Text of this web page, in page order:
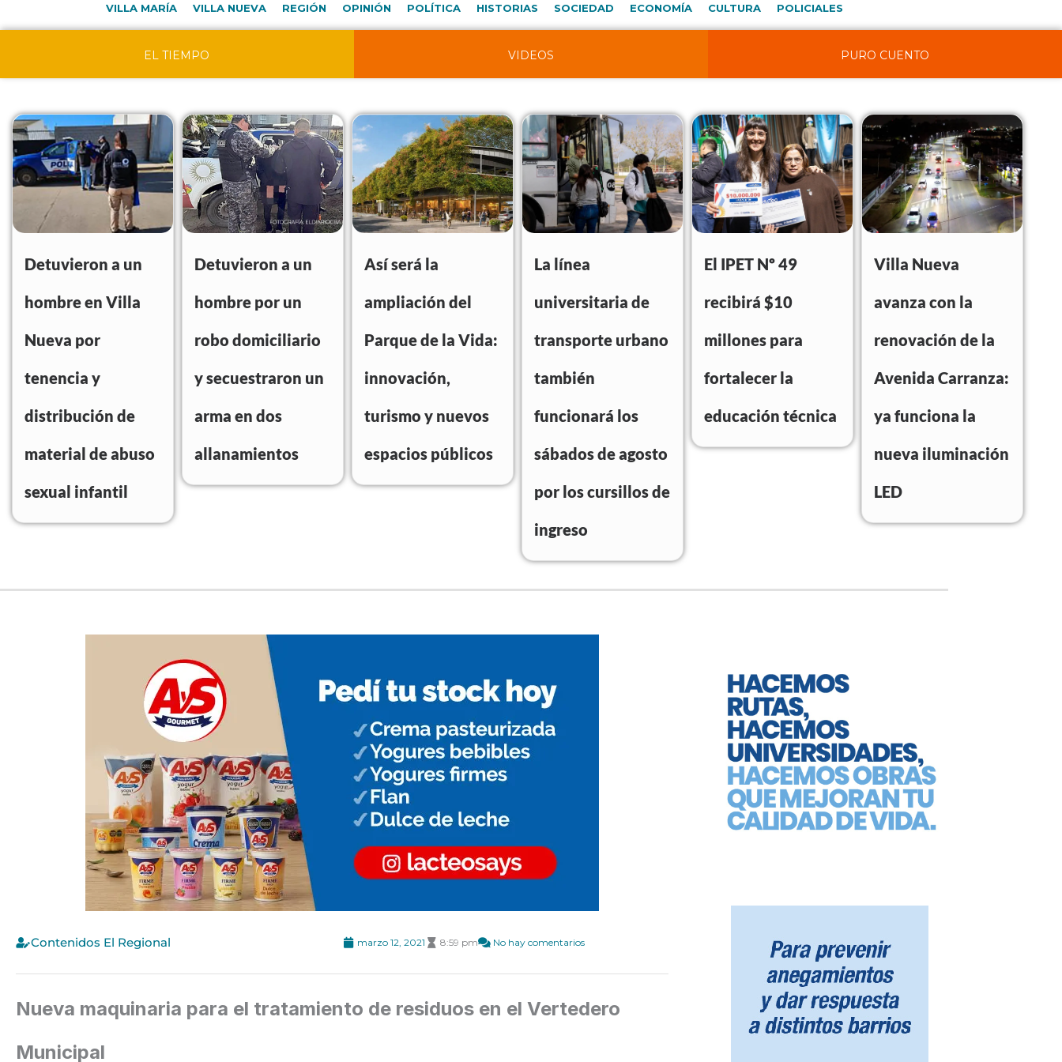
VILLA MARÍA VILLA NUEVA REGIÓN OPINIÓN POLÍTICA HISTORIAS SOCIEDAD ECONOMÍA CULTURA POLICIALES
EL TIEMPO VIDEOS PURO CUENTO
Detuvieron a un
hombre en Villa
Nueva por
tenencia y
distribución de
material de abuso
sexual infantil
Detuvieron a un
hombre por un
robo domiciliario
y secuestraron un
arma en dos
allanamientos
Así será la
ampliación del
Parque de la Vida:
innovación,
turismo y nuevos
espacios públicos
La línea
universitaria de
transporte urbano
también
funcionará los
sábados de agosto
por los cursillos de
ingreso
El IPET Nº 49
recibirá $10
millones para
fortalecer la
educación técnica
Villa Nueva
avanza con la
renovación de la
Avenida Carranza:
ya funciona la
nueva iluminación
LED
Contenidos El Regional marzo 12, 2021 8:59 pm No hay comentarios
Nueva maquinaria para el tratamiento de residuos en el Vertedero
Municipal